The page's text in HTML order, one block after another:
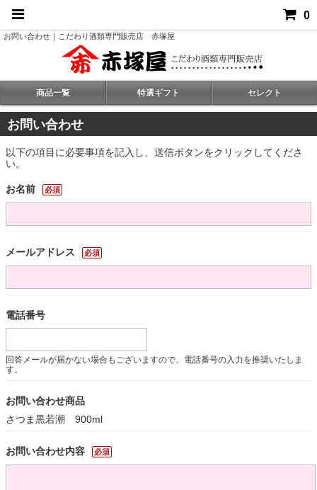
0
お問い合わせ｜こだわり酒類専門販売店 赤塚屋
商品一覧 特選ギフト セレクト
お問い合わせ
以下の項目に必要事項を記入し、送信ボタンをクリックしてくださ
い。
お名前 必須
メールアドレス 必須
電話番号
回答メールが届かない場合もございますので、電話番号の入力を推奨いたしま
す。
お問い合わせ商品
さつま黒若潮 900ml
お問い合わせ内容 必須